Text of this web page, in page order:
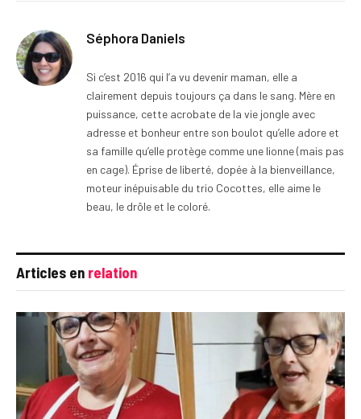
Séphora Daniels
Si c’est 2016 qui l’a vu devenir maman, elle a
clairement depuis toujours ça dans le sang. Mère en
puissance, cette acrobate de la vie jongle avec
adresse et bonheur entre son boulot qu’elle adore et
sa famille qu’elle protège comme une lionne (mais pas
en cage). Éprise de liberté, dopée à la bienveillance,
moteur inépuisable du trio Cocottes, elle aime le
beau, le drôle et le coloré.
Articles en relation